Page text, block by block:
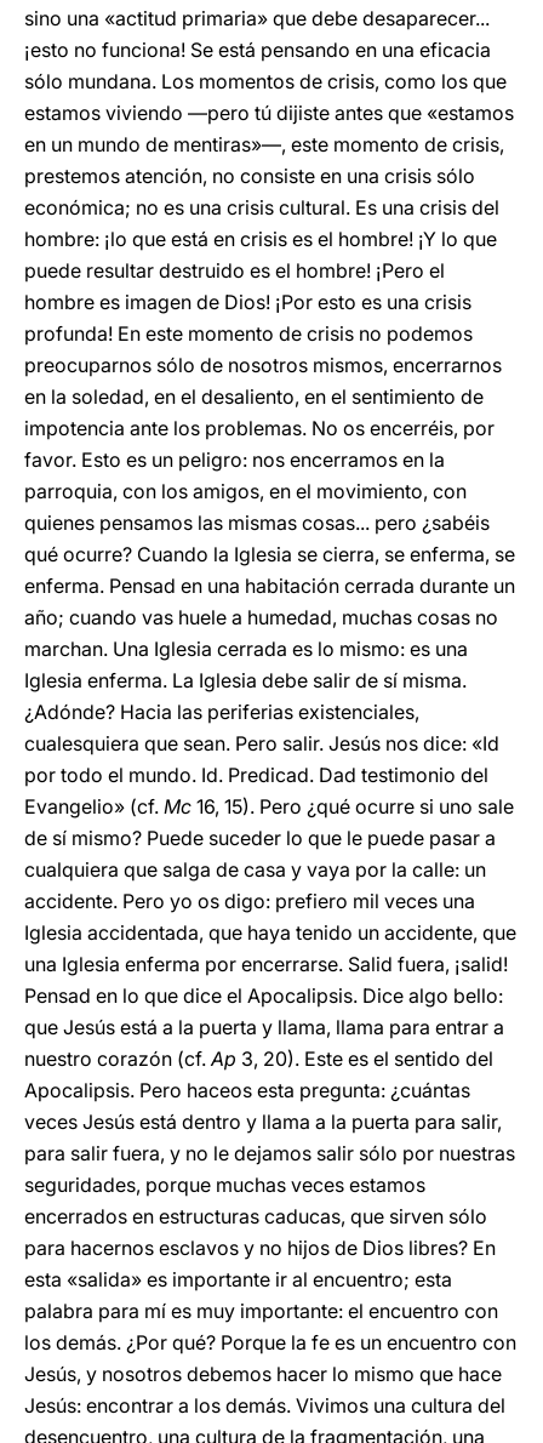
sino una «actitud primaria» que debe desaparecer...
¡esto no funciona! Se está pensando en una eficacia
sólo mundana. Los momentos de crisis, como los que
estamos viviendo —pero tú dijiste antes que «estamos
en un mundo de mentiras»—, este momento de crisis,
prestemos atención, no consiste en una crisis sólo
económica; no es una crisis cultural. Es una crisis del
hombre: ¡lo que está en crisis es el hombre! ¡Y lo que
puede resultar destruido es el hombre! ¡Pero el
hombre es imagen de Dios! ¡Por esto es una crisis
profunda! En este momento de crisis no podemos
preocuparnos sólo de nosotros mismos, encerrarnos
en la soledad, en el desaliento, en el sentimiento de
impotencia ante los problemas. No os encerréis, por
favor. Esto es un peligro: nos encerramos en la
parroquia, con los amigos, en el movimiento, con
quienes pensamos las mismas cosas... pero ¿sabéis
qué ocurre? Cuando la Iglesia se cierra, se enferma, se
enferma. Pensad en una habitación cerrada durante un
año; cuando vas huele a humedad, muchas cosas no
marchan. Una Iglesia cerrada es lo mismo: es una
Iglesia enferma. La Iglesia debe salir de sí misma.
¿Adónde? Hacia las periferias existenciales,
cualesquiera que sean. Pero salir. Jesús nos dice: «Id
por todo el mundo. Id. Predicad. Dad testimonio del
Evangelio» (cf. Mc 16, 15). Pero ¿qué ocurre si uno sale
de sí mismo? Puede suceder lo que le puede pasar a
cualquiera que salga de casa y vaya por la calle: un
accidente. Pero yo os digo: prefiero mil veces una
Iglesia accidentada, que haya tenido un accidente, que
una Iglesia enferma por encerrarse. Salid fuera, ¡salid!
Pensad en lo que dice el Apocalipsis. Dice algo bello:
que Jesús está a la puerta y llama, llama para entrar a
nuestro corazón (cf.Ap 3, 20). Este es el sentido del
Apocalipsis. Pero haceos esta pregunta: ¿cuántas
veces Jesús está dentro y llama a la puerta para salir,
para salir fuera, y no le dejamos salir sólo por nuestras
seguridades, porque muchas veces estamos
encerrados en estructuras caducas, que sirven sólo
para hacernos esclavos y no hijos de Dios libres? En
esta «salida» es importante ir al encuentro; esta
palabra para mí es muy importante: el encuentro con
los demás. ¿Por qué? Porque la fe es un encuentro con
Jesús, y nosotros debemos hacer lo mismo que hace
Jesús: encontrar a los demás. Vivimos una cultura del
desencuentro, una cultura de la fragmentación, una